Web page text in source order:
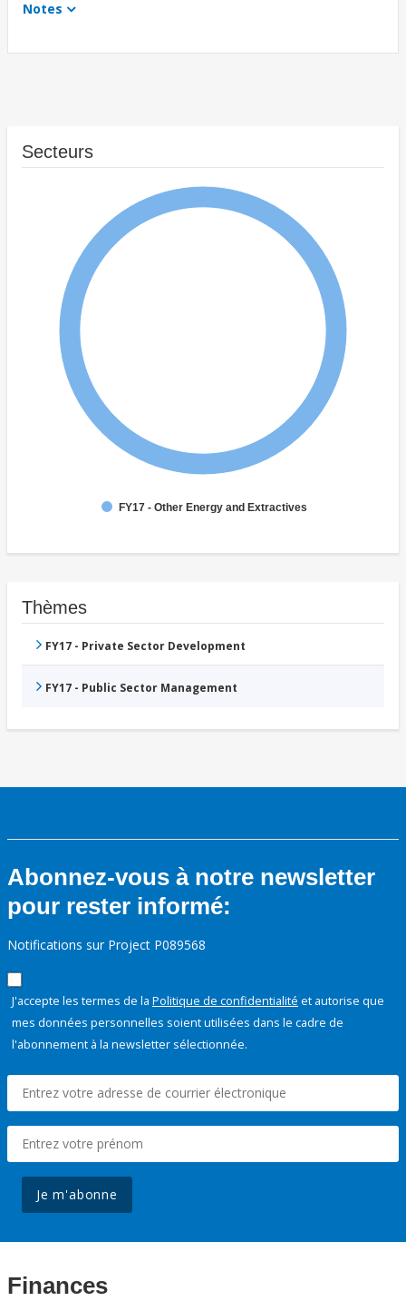
Notes
Secteurs
FY17 - Other Energy and Extractives
Thèmes
FY17 - Private Sector Development
FY17 - Public Sector Management
Abonnez-vous à notre newsletter
pour rester informé:
Notifications sur Project P089568
J'accepte les termes de la Politique de confidentialité et autorise que
mes données personnelles soient utilisées dans le cadre de
l'abonnement à la newsletter sélectionnée.
Je m'abonne
Finances